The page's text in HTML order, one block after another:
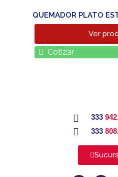
QUEMADOR PLATO
Ver
Cotizar
333
333